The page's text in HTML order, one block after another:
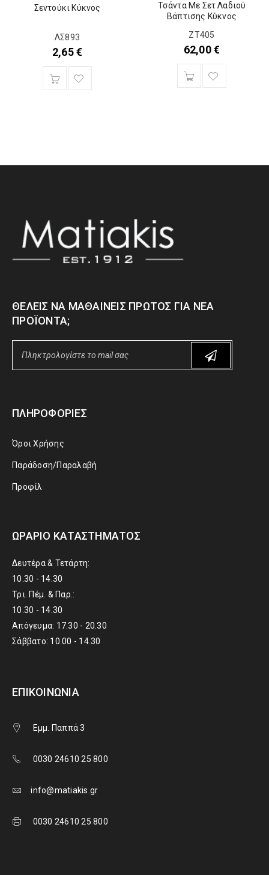
Σεντούκι Κύκνος
ΛΣ893
2,65€
Τσάντα Με Σετ Λαδιού
Βάπτισης Κύκνος
ΖΤ405
62,00€
ΘΈΛΕΙΣ ΝΑ ΜΑΘΑΊΝΕΙΣ ΠΡΏΤΟΣ ΓΙΑ ΝΈΑ
ΠΡΟΪΌΝΤΑ;
ΠΛΗΡΟΦΟΡΊΕΣ
Όροι Χρήσης
Παράδοση/Παραλαβή
Προφίλ
ΩΡΆΡΙΟ ΚΑΤΑΣΤΉΜΑΤΟΣ
Δευτέρα & Τετάρτη:
10.30 - 14.30
Τρι. Πέμ. & Παρ.:
10.30 - 14.30
Απόγευμα: 17.30 - 20.30
Σάββατο: 10.00 - 14.30
ΕΠΙΚΟΙΝΩΝΊΑ
Εμμ. Παππά 3
0030 24610 25 800
info@matiakis.gr
0030 24610 25 800